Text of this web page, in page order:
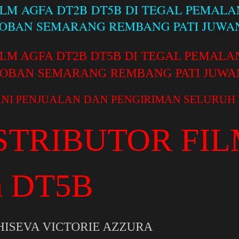
AGFA DT2B DT5B DI TEGAL
SEMARANG REMBANG PATI
AGFA DT2B DT5B DI TEGAL
SEMARANG REMBANG PATI
PENJUALAN DAN PENGIRIMAN
DT5B
VICTORIE AZZURA